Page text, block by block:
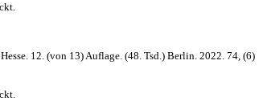
12. (von 13) Auflage. (48. Tsd.) Berlin. 2022. 74, (6)